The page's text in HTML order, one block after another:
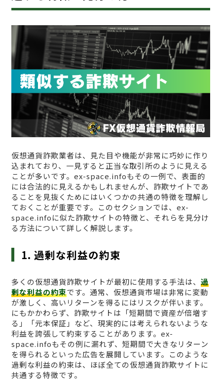
仮想通貨詐欺業者は、見た目や機能が非常に巧妙に作り
込まれており、一見すると正当な取引所のように見える
ことが多いです。ex-space.infoもその一例で、表面的
には合法的に見えるかもしれませんが、詐欺サイトであ
ることを見抜くためにはいくつかの共通の特徴を理解し
ておくことが重要です。このセクションでは、ex-
space.infoに似た詐欺サイトの特徴と、それらを見分け
る方法について詳しく解説します。
1. 過剰な利益の約束
多くの仮想通貨詐欺サイトが最初に使用する手法は、 過
剰な利益の約束です。通常、仮想通貨市場は非常に変動
が激しく、高いリターンを得るにはリスクが伴います。
にもかかわらず、詐欺サイトは「短期間で資産が倍増す
る」「元本保証」など、現実的には考えられないような
利益を誇張して約束することがあります。ex-
space.infoもその例に漏れず、短期間で大きなリターン
を得られるといった広告を展開しています。このような
過剰な利益の約束は、ほぼ全ての仮想通貨詐欺サイトに
共通する特徴です。